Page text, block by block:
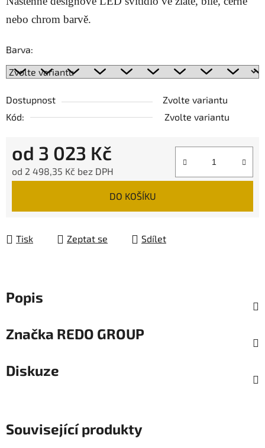
nebo chrom barvě.
Barva:
Dostupnost
Zvolte variantu
Kód:
Zvolte variantu
od 3 023 Kč
od 2 498,35 Kč bez DPH
DO KOŠÍKU
Tisk Zeptat se Sdílet
Popis
Značka REDO GROUP
Diskuze
Související produkty